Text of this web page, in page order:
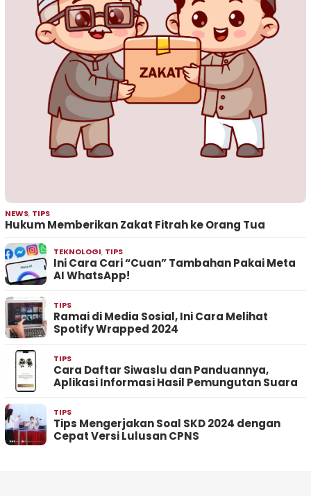
NEWS, TIPS
Hukum Memberikan Zakat Fitrah ke Orang Tua
TEKNOLOGI, TIPS
Ini Cara Cari “Cuan” Tambahan Pakai Meta
AI WhatsApp!
TIPS
Ramai di Media Sosial, Ini Cara Melihat
Spotify Wrapped 2024
TIPS
Cara Daftar Siwaslu dan Panduannya,
Aplikasi Informasi Hasil Pemungutan Suara
TIPS
Tips Mengerjakan Soal SKD 2024 dengan
Cepat Versi Lulusan CPNS